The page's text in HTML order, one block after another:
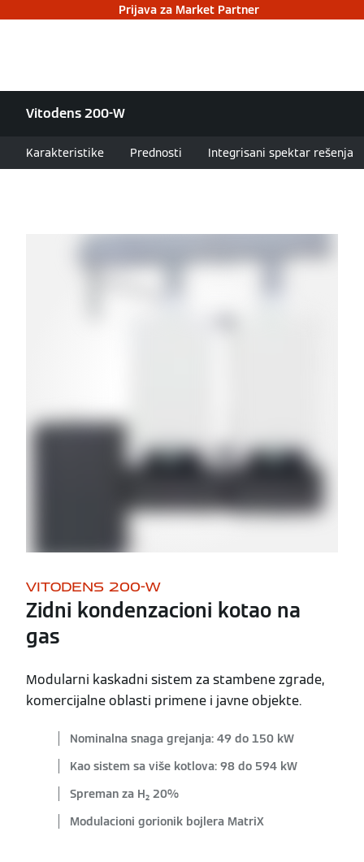
Prijava za Market Partner
Vitodens 200-W
Karakteristike Prednosti Integrisani spektar rešenja
VITODENS 200-W
Zidni kondenzacioni kotao na
gas
Modularni kaskadni sistem za stambene zgrade,
komercijalne oblasti primene i javne objekte.
Nominalna snaga grejanja: 49 do 150 kW
Kao sistem sa više kotlova: 98 do 594 kW
Spreman za H₂ 20%
Modulacioni gorionik bojlera MatriX